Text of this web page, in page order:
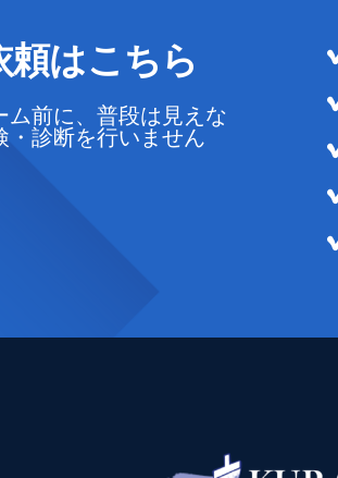
頼はこちら
前に、普段は見えな
・診断を行いません